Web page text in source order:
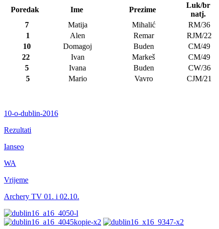
Poredak Ime Prezime
Luk/br
natj.
7
Matija Mihalić
RM/36
1
Alen Remar
RJM/22
10
Domagoj Buden
CM/49
22
Ivan Markeš
CM/49
5
Ivana Buden
CW/36
5
Mario Vavro CJM/21
10-o-dublin-2016
Rezultati
Ianseo
WA
Vrijeme
Archery TV 01. i 02.10.